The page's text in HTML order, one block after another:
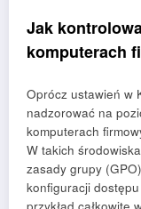
Jak
komputerach
Oprócz ustawień w
nadzorować na
komputerach
W takich
zasady grupy
konfiguracji